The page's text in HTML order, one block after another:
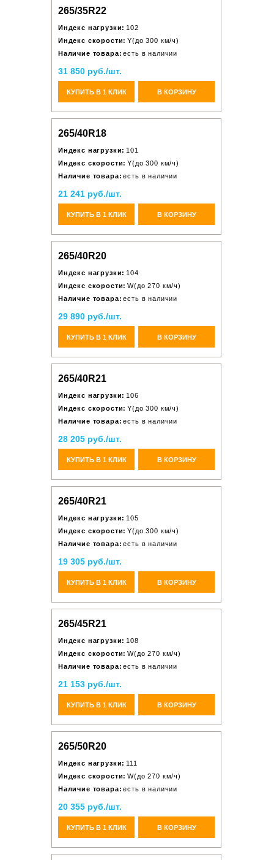
265/35R22
Индекс нагрузки: 102
Индекс скорости: Y(до 300 км/ч)
Наличие товара: есть в наличии
31 850 руб./шт.
КУПИТЬ В 1 КЛИК В КОРЗИНУ
265/40R18
Индекс нагрузки: 101
Индекс скорости: Y(до 300 км/ч)
Наличие товара: есть в наличии
21 241 руб./шт.
КУПИТЬ В 1 КЛИК В КОРЗИНУ
265/40R20
Индекс нагрузки: 104
Индекс скорости: W(до 270 км/ч)
Наличие товара: есть в наличии
29 890 руб./шт.
КУПИТЬ В 1 КЛИК В КОРЗИНУ
265/40R21
Индекс нагрузки: 106
Индекс скорости: Y(до 300 км/ч)
Наличие товара: есть в наличии
28 205 руб./шт.
КУПИТЬ В 1 КЛИК В КОРЗИНУ
265/40R21
Индекс нагрузки: 105
Индекс скорости: Y(до 300 км/ч)
Наличие товара: есть в наличии
19 305 руб./шт.
КУПИТЬ В 1 КЛИК В КОРЗИНУ
265/45R21
Индекс нагрузки: 108
Индекс скорости: W(до 270 км/ч)
Наличие товара: есть в наличии
21 153 руб./шт.
КУПИТЬ В 1 КЛИК В КОРЗИНУ
265/50R20
Индекс нагрузки: 111
Индекс скорости: W(до 270 км/ч)
Наличие товара: есть в наличии
20 355 руб./шт.
КУПИТЬ В 1 КЛИК В КОРЗИНУ